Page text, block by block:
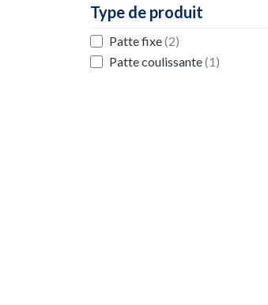
Type de produit
Patte fixe(2)
Patte coulissante(1)